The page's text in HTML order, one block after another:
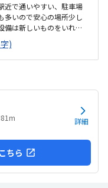
近で通いやすい、駐車場
多いので安心の場所少し
備は新しいものをいれて
弟も一緒に通わせると
しい他の先生の紹介も
の先生や他の先生も紹介
)
詳細
ちら